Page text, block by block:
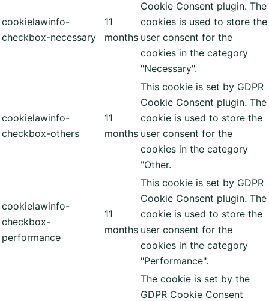
cookielawinfo-
checkbox-necessary
11
months
Cookie Consent plugin. The
cookies is used to store the
user consent for the
cookies in the category
"Necessary".
cookielawinfo-
checkbox-others
11
months
This cookie is set by GDPR
Cookie Consent plugin. The
cookie is used to store the
user consent for the
cookies in the category
"Other.
cookielawinfo-
checkbox-
performance
11
months
This cookie is set by GDPR
Cookie Consent plugin. The
cookie is used to store the
user consent for the
cookies in the category
"Performance".
The cookie is set by the
GDPR Cookie Consent